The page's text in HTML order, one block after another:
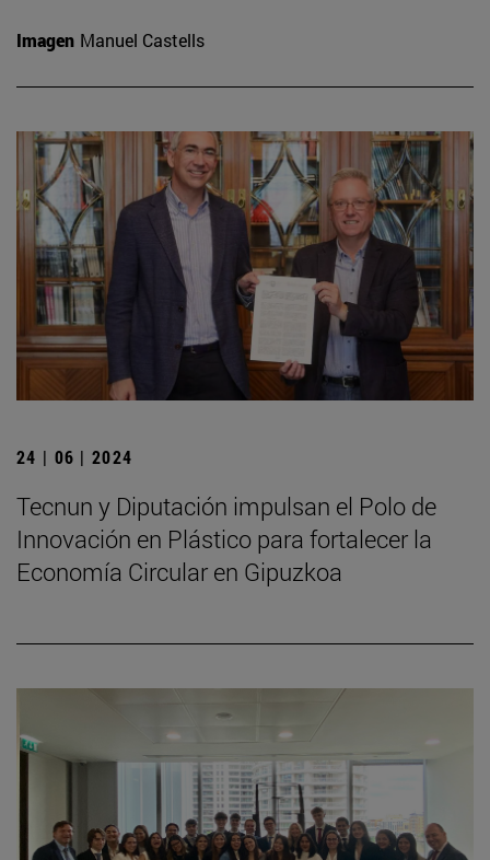
Imagen Manuel Castells
24 | 06 | 2024
Tecnun y Diputación impulsan el Polo de
Innovación en Plástico para fortalecer la
Economía Circular en Gipuzkoa